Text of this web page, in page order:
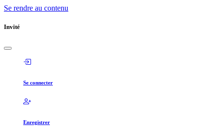
Se rendre au contenu
Invité
Se connecter
Enregistrer